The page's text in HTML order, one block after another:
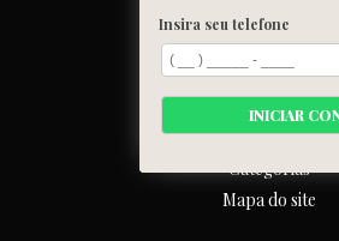
Quem somos
Cardápio
Blog
Galeria
Contato
Categorias
Mapa do site
Insira seu telefone
INICIAR